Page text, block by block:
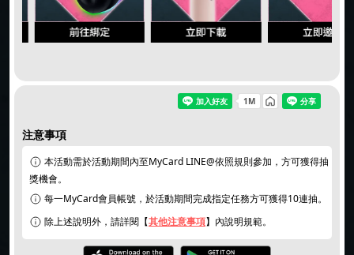
注意事項
本活動需於活動期間內至MyCard LINE@依照規則參加，方可獲得抽
獎機會。
每一MyCard會員帳號，於活動期間完成指定任務方可獲得10連抽。
除上述說明外，請詳閱【其他注意事項】內說明規範。